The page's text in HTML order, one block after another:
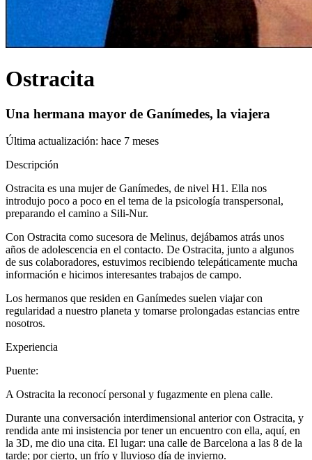
Ostracita
Una hermana mayor de Ganímedes, la viajera
Última actualización: hace 7 meses
Descripción
Ostracita es una mujer de Ganímedes, de nivel H1. Ella nos
introdujo poco a poco en el tema de la psicología transpersonal,
preparando el camino a Sili-Nur.
Con Ostracita como sucesora de Melinus, dejábamos atrás unos
años de adolescencia en el contacto. De Ostracita, junto a algunos
de sus colaboradores, estuvimos recibiendo telepáticamente mucha
información e hicimos interesantes trabajos de campo.
Los hermanos que residen en Ganímedes suelen viajar con
regularidad a nuestro planeta y tomarse prolongadas estancias entre
nosotros.
Experiencia
Puente:
A Ostracita la reconocí personal y fugazmente en plena calle.
Durante una conversación interdimensional anterior con Ostracita, y
rendida ante mi insistencia por tener un encuentro con ella, aquí, en
la 3D, me dio una cita. El lugar: una calle de Barcelona a las 8 de la
tarde; por cierto, un frío y lluvioso día de invierno.